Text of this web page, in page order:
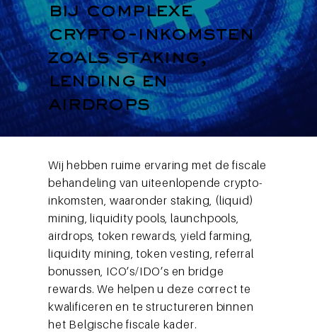
bij complexe
crypto-inkomsten
zoals staking,
lending en
airdrops
Wij hebben ruime ervaring met de fiscale
behandeling van uiteenlopende crypto-
inkomsten, waaronder staking, (liquid)
mining, liquidity pools, launchpools,
airdrops, token rewards, yield farming,
liquidity mining, token vesting, referral
bonussen, ICO’s/IDO’s en bridge
rewards. We helpen u deze correct te
kwalificeren en te structureren binnen
het Belgische fiscale kader.